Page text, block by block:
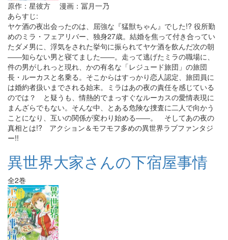
原作：星彼方 漫画：冨月一乃
あらすじ:
ヤケ酒の夜出会ったのは、屈強な『猛獣ちゃん』でした!? 役所勤
めのミラ・フェアリバー、独身27歳。結婚を焦って付き合ってい
たダメ男に、浮気をされた挙句に振られてヤケ酒を飲んだ次の朝
――知らない男と寝てました――。走って逃げたミラの職場に、
件の男がしれっと現れ、かの有名な「レジュード旅団」の旅団
長・ルーカスと名乗る。そこからはすっかり恋人認定、旅団員に
は婚約者扱いまでされる始末。ミラはあの夜の責任を感じている
のでは？ と疑うも、情熱的でまっすぐなルーカスの愛情表現に
まんざらでもない。そんな中、とある危険な捜査に二人で向かう
ことになり、互いの関係が変わり始める――。 そしてあの夜の
真相とは!? アクション＆モフモフ多めの異世界ラブファンタジ
ー!!
異世界大家さんの下宿屋事情
全2巻